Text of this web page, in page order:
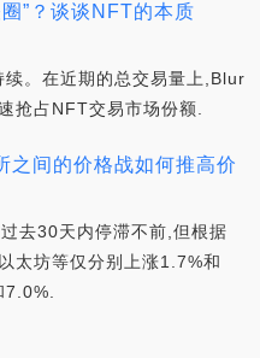
”？谈谈NFT的本质
。在近期的总交易量上,Blur
抢占NFT交易市场份额.
之间的价格战如何推高价
去30天内停滞不前,但根据
太坊等仅分别上涨1.7%和